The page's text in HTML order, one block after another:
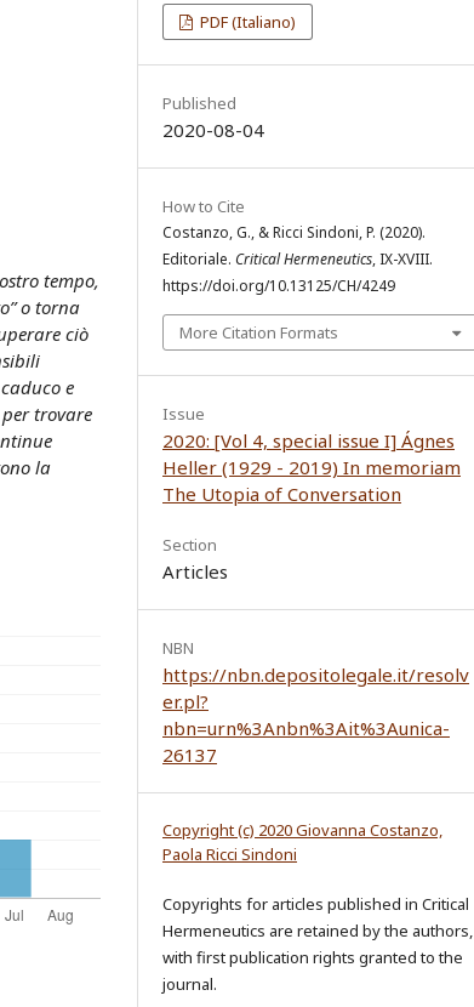
tempo,
o torna
ciò
e
trovare
la
PDF (Italiano)
Published
2020-08-04
How to Cite
Costanzo, G., & Ricci Sindoni, P. (2020).
Editoriale. Critical Hermeneutics, IX-XVIII.
https://doi.org/10.13125/CH/4249
More Citation Formats
Issue
2020: [Vol 4, special issue I] Ágnes
Heller (1929 - 2019) In memoriam
The Utopia of Conversation
Section
Articles
NBN
https://nbn.depositolegale.it/resolv
er.pl?
nbn=urn%3Anbn%3Ait%3Aunica-
26137
Copyright (c) 2020 Giovanna Costanzo,
Paola Ricci Sindoni
Copyrights for articles published in Critical
Hermeneutics are retained by the authors,
with first publication rights granted to the
journal.